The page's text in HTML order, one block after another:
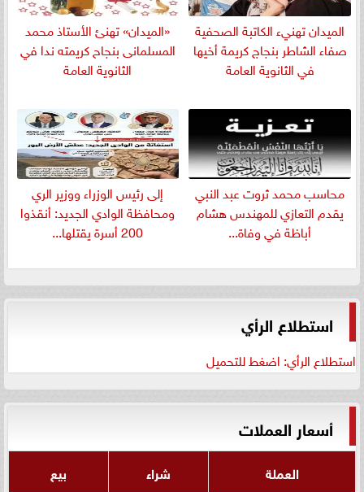
الميدان تهنيء الكاتبة الصحفية
صفاء الشاطر بنجاج كريمة أخيها
في الثانوية العامة
«الميدان» تهنئ الأستاذ محمد
المسلمانى بنجاح كريمته ندا في
الثانوية العامة
​محاسب محمد ثروت عبد النبي
يقدم التعازي للمهندس هشام
أباظة في وفاة...
إلى رئيس الوزراء ووزير الري
ومحافظة الوادي الجديد: أنقذوا
200 أسرة يقتلها...
استطلاع الرأي
استطلاع الرأي: اضغط للتحميل
أسعار العملات
العملة شراء بيع